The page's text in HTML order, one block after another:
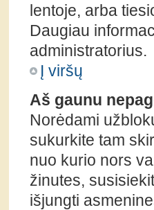
lentoje, arba
Daugiau
administratorius.
Į viršų
Aš gaunu
Norėdami
sukurkite tam
nuo kurio nors
žinutes,
išjungti